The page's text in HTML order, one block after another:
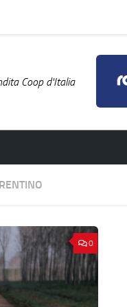
Coop d'Italia
0